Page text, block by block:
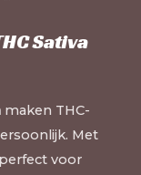
Sativa
maken THC-
Met
voor